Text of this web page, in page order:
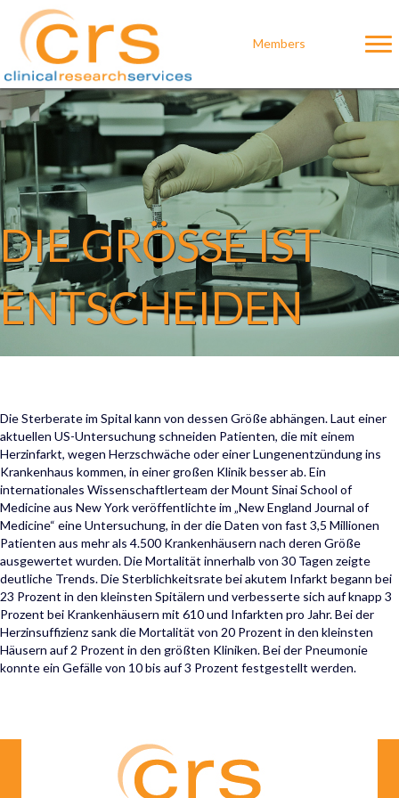
Members
DIE GRÖSSE IST
ENTSCHEIDEN
Die Sterberate im Spital kann von dessen Größe abhängen. Laut einer
aktuellen US-Untersuchung schneiden Patienten, die mit einem
Herzinfarkt, wegen Herzschwäche oder einer Lungenentzündung ins
Krankenhaus kommen, in einer großen Klinik besser ab. Ein
internationales Wissenschaftlerteam der Mount Sinai School of
Medicine aus New York veröffentlichte im „New England Journal of
Medicine“ eine Untersuchung, in der die Daten von fast 3,5 Millionen
Patienten aus mehr als 4.500 Krankenhäusern nach deren Größe
ausgewertet wurden. Die Mortalität innerhalb von 30 Tagen zeigte
deutliche Trends. Die Sterblichkeitsrate bei akutem Infarkt begann bei
23 Prozent in den kleinsten Spitälern und verbesserte sich auf knapp 3
Prozent bei Krankenhäusern mit 610 und Infarkten pro Jahr. Bei der
Herzinsuffizienz sank die Mortalität von 20 Prozent in den kleinsten
Häusern auf 2 Prozent in den größten Kliniken. Bei der Pneumonie
konnte ein Gefälle von 10 bis auf 3 Prozent festgestellt werden.